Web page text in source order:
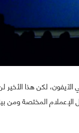
بهاتفها الذكي الآيفون، لكن
المختصة ومن